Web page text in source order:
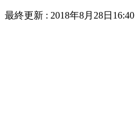
最終更新 : 2018年8月28日16:40